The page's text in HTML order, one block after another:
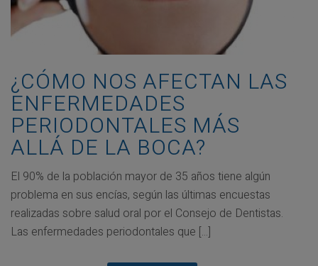
¿CÓMO NOS AFECTAN LAS
ENFERMEDADES
PERIODONTALES MÁS
ALLÁ DE LA BOCA?
El 90% de la población mayor de 35 años tiene algún
problema en sus encías, según las últimas encuestas
realizadas sobre salud oral por el Consejo de Dentistas.
Las enfermedades periodontales que [...]